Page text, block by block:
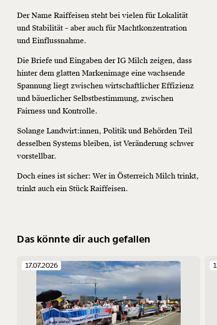
Der Name Raiffeisen steht bei vielen für Lokalität
und Stabilität – aber auch für Machtkonzentration
und Einflussnahme.
Die Briefe und Eingaben der IG Milch zeigen, dass
hinter dem glatten Markenimage eine wachsende
Spannung liegt zwischen wirtschaftlicher Effizienz
und bäuerlicher Selbstbestimmung, zwischen
Fairness und Kontrolle.
Solange Landwirt:innen, Politik und Behörden Teil
desselben Systems bleiben, ist Veränderung schwer
vorstellbar.
Doch eines ist sicher: Wer in Österreich Milch trinkt,
trinkt auch ein Stück Raiffeisen.
Das könnte dir auch gefallen
17.07.2026